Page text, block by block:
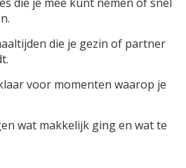
die je gezin of partner
voor momenten waarop je
wat makkelijk ging en wat te